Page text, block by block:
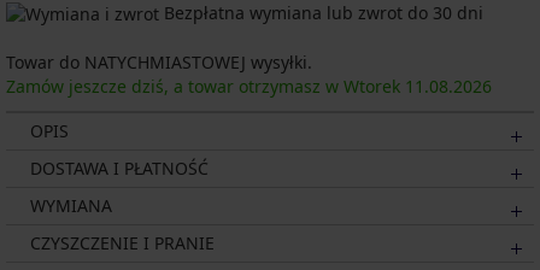
Bezpłatna wymiana lub zwrot do 30 dni
Towar do NATYCHMIASTOWEJ wysyłki.
Zamów jeszcze dziś, a towar otrzymasz w Wtorek 11.08.2026
OPIS
DOSTAWA I PŁATNOŚĆ
WYMIANA
CZYSZCZENIE I PRANIE